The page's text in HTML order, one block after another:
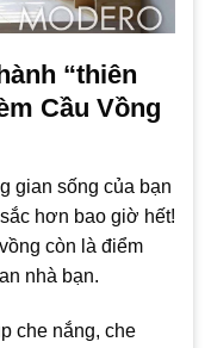
“thiên
Cầu Vồng
gian sống của bạn
hơn bao giờ hết!
còn là điểm
nhà bạn.
che nắng, che